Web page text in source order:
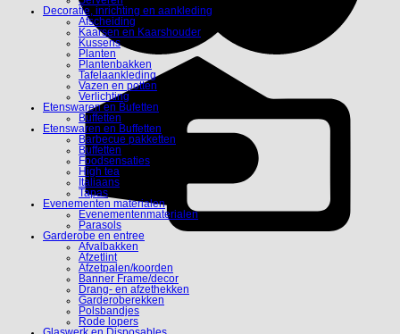
Decoratie, inrichting en aankleding
Afscheiding
Kaarsen en Kaarshouder
Kussens
Planten
Plantenbakken
Tafelaankleding
Vazen en potten
Verlichting
Etenswaren en Bufetten
Buffetten
Etenswaren en Buffetten
Barbecue pakketten
Buffetten
Foodsensaties
High tea
Italiaans
Tapas
Evenementen materialen
Evenementenmaterialen
Parasols
Garderobe en entree
Afvalbakken
Afzetlint
Afzetpalen/koorden
Banner Frame/decor
Drang- en afzethekken
Garderoberekken
Polsbandjes
Rode lopers